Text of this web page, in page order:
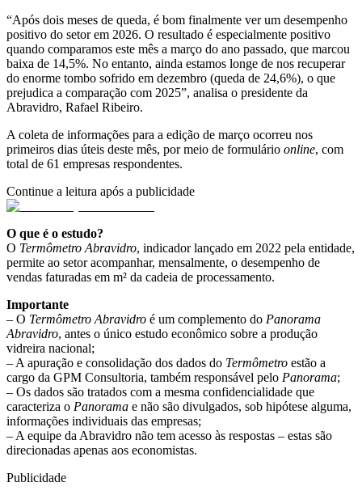
“Após dois meses de queda, é bom finalmente ver um desempenho
positivo do setor em 2026. O resultado é especialmente positivo
quando comparamos este mês a março do ano passado, que marcou
baixa de 14,5%. No entanto, ainda estamos longe de nos recuperar
do enorme tombo sofrido em dezembro (queda de 24,6%), o que
prejudica a comparação com 2025”, analisa o presidente da
Abravidro, Rafael Ribeiro.
A coleta de informações para a edição de março ocorreu nos
primeiros dias úteis deste mês, por meio de formulário online, com
total de 61 empresas respondentes.
Continue a leitura após a publicidade
O que é o estudo?
O Termômetro Abravidro, indicador lançado em 2022 pela entidade,
permite ao setor acompanhar, mensalmente, o desempenho de
vendas faturadas em m² da cadeia de processamento.
Importante
– O Termômetro Abravidro é um complemento do Panorama
Abravidro, antes o único estudo econômico sobre a produção
vidreira nacional;
– A apuração e consolidação dos dados do Termômetro estão a
cargo da GPM Consultoria, também responsável pelo Panorama;
– Os dados são tratados com a mesma confidencialidade que
caracteriza o Panorama e não são divulgados, sob hipótese alguma,
informações individuais das empresas;
– A equipe da Abravidro não tem acesso às respostas – estas são
direcionadas apenas aos economistas.
Publicidade